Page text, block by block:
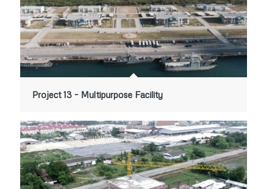
Project 13 – Multipurpose Facility